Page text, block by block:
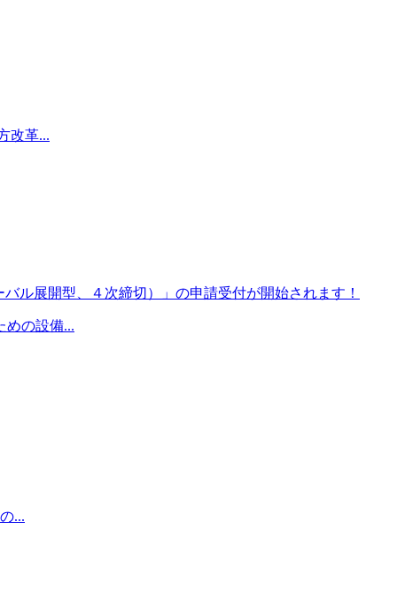
改革...
ル展開型、４次締切）」の申請受付が開始されます！
めの設備...
...